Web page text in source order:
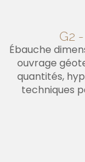
G2
Ébauche
ouvrage
quantités,
techniques